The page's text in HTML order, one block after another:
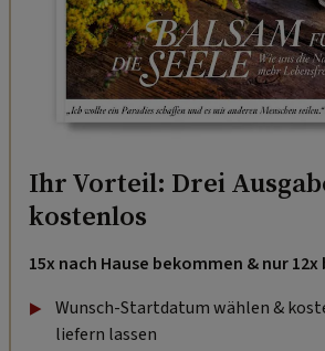
Ihr Vorteil: Drei
kostenlos
15x nach Hause bekommen & nur
Wunsch-Startdatum wählen &
liefern lassen